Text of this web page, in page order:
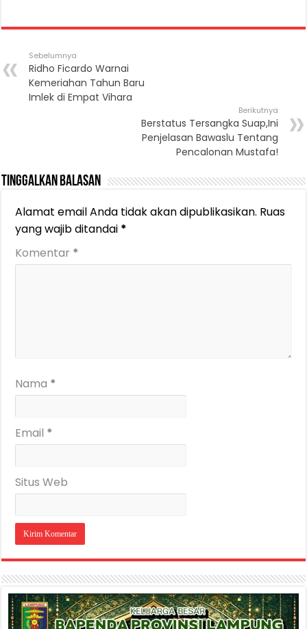
Sebelumnya
Ridho Ficardo Warnai
Kemeriahan Tahun Baru
Imlek di Empat Vihara
Berikutnya
Berstatus Tersangka Suap,Ini
Penjelasan Bawaslu Tentang
Pencalonan Mustafa!
Tinggalkan Balasan
Alamat email Anda tidak akan dipublikasikan. Ruas
yang wajib ditandai *
Komentar *
Nama *
Email *
Situs Web